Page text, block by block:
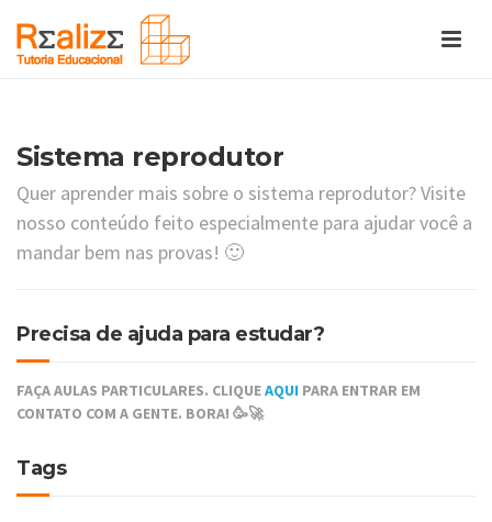
Sistema reprodutor
Quer aprender mais sobre o sistema reprodutor? Visite
nosso conteúdo feito especialmente para ajudar você a
mandar bem nas provas! 🙂
Precisa de ajuda para estudar?
FAÇA AULAS PARTICULARES. CLIQUEAQUI PARA ENTRAR EM
CONTATO COM A GENTE. BORA! 🥳🚀
Tags